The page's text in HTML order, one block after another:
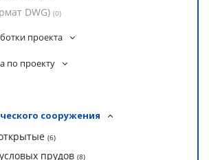
DWG) (0)
проекта
по проекту
сооружения
(6)
прудов (8)